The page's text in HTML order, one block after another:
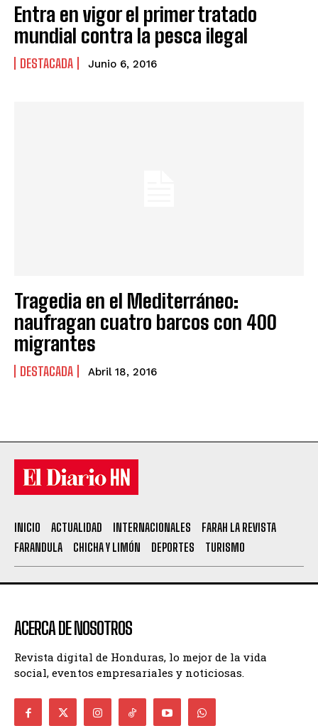
Entra en vigor el primer tratado
mundial contra la pesca ilegal
DESTACADA Junio 6, 2016
Tragedia en el Mediterráneo:
naufragan cuatro barcos con 400
migrantes
DESTACADA Abril 18, 2016
INICIO ACTUALIDAD INTERNACIONALES
FARAH LA REVISTA
FARANDULA
CHICHA Y LIMÓN DEPORTES TURISMO
ACERCA DE NOSOTROS
Revista digital de Honduras, lo mejor de la vida
social, eventos empresariales y noticiosas.